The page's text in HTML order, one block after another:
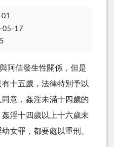
05-17
阿信發生性關係，但是
十五歲，法律特別予以
意，姦淫未滿十四歲的
淫十四歲以上十六歲未
女罪，都要處以重刑。